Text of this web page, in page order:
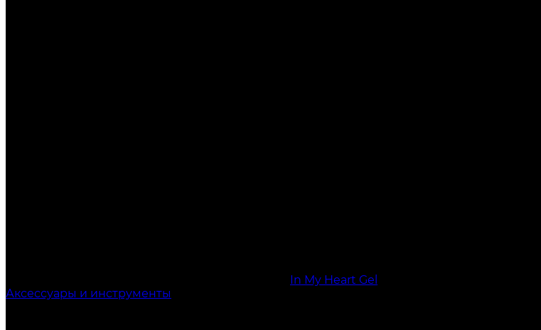
In My Heart Gel
Аксессуары и инструменты